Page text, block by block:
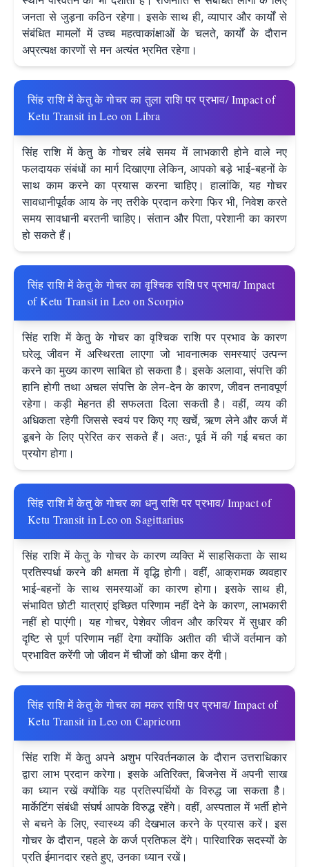
जनता से जुड़ना कठिन रहेगा। इसके साथ ही, व्यापार और कार्यों से
संबंधित मामलों में उच्च महत्वाकांक्षाओं के चलते, कार्यों के दौरान
अप्रत्यक्ष कारणों से मन अत्यंत भ्रमित रहेगा।
सिंह राशि में केतु के गोचर का तुला राशि पर प्रभाव/ Impact of
Ketu Transit in Leo on Libra
सिंह राशि में केतु के गोचर लंबे समय में लाभकारी होने वाले नए
फलदायक संबंधों का मार्ग दिखाएगा लेकिन, आपको बड़े भाई-बहनों के
साथ काम करने का प्रयास करना चाहिए। हालांकि, यह गोचर
सावधानीपूर्वक आय के नए तरीके प्रदान करेगा फिर भी, निवेश करते
समय सावधानी बरतनी चाहिए। संतान और पिता, परेशानी का कारण
हो सकते हैं।
सिंह राशि में केतु के गोचर का वृश्चिक राशि पर प्रभाव/ Impact
of Ketu Transit in Leo on Scorpio
सिंह राशि में केतु के गोचर का वृश्चिक राशि पर प्रभाव के कारण
घरेलू जीवन में अस्थिरता लाएगा जो भावनात्मक समस्याएं उत्पन्न
करने का मुख्य कारण साबित हो सकता है। इसके अलावा, संपत्ति की
हानि होगी तथा अचल संपत्ति के लेन-देन के कारण, जीवन तनावपूर्ण
रहेगा। कड़ी मेहनत ही सफलता दिला सकती है। वहीं, व्यय की
अधिकता रहेगी जिससे स्वयं पर किए गए खर्चे, ऋण लेने और कर्ज में
डूबने के लिए प्रेरित कर सकते हैं। अतः, पूर्व में की गई बचत का
प्रयोग होगा।
सिंह राशि में केतु के गोचर का धनु राशि पर प्रभाव/ Impact of
Ketu Transit in Leo on Sagittarius
सिंह राशि में केतु के गोचर के कारण व्यक्ति में साहसिकता के साथ
प्रतिस्पर्धा करने की क्षमता में वृद्धि होगी। वहीं, आक्रामक व्यवहार
भाई-बहनों के साथ समस्याओं का कारण होगा। इसके साथ ही,
संभावित छोटी यात्राएं इच्छित परिणाम नहीं देने के कारण, लाभकारी
नहीं हो पाएंगी। यह गोचर, पेशेवर जीवन और करियर में सुधार की
दृष्टि से पूर्ण परिणाम नहीं देगा क्योंकि अतीत की चीजें वर्तमान को
प्रभावित करेंगी जो जीवन में चीजों को धीमा कर देंगी।
सिंह राशि में केतु के गोचर का मकर राशि पर प्रभाव/ Impact of
Ketu Transit in Leo on Capricorn
सिंह राशि में केतु अपने अशुभ परिवर्तनकाल के दौरान उत्तराधिकार
द्वारा लाभ प्रदान करेगा। इसके अतिरिक्त, बिजनेस में अपनी साख
का ध्यान रखें क्योंकि यह प्रतिस्पर्धियों के विरुद्ध जा सकता है।
मार्केटिंग संबंधी संघर्ष आपके विरुद्ध रहेंगे। वहीं, अस्पताल में भर्ती होने
से बचने के लिए, स्वास्थ्य की देखभाल करने के प्रयास करें। इस
गोचर के दौरान, पहले के कर्ज प्रतिफल देंगे। पारिवारिक सदस्यों के
प्रति ईमानदार रहते हुए, उनका ध्यान रखें।